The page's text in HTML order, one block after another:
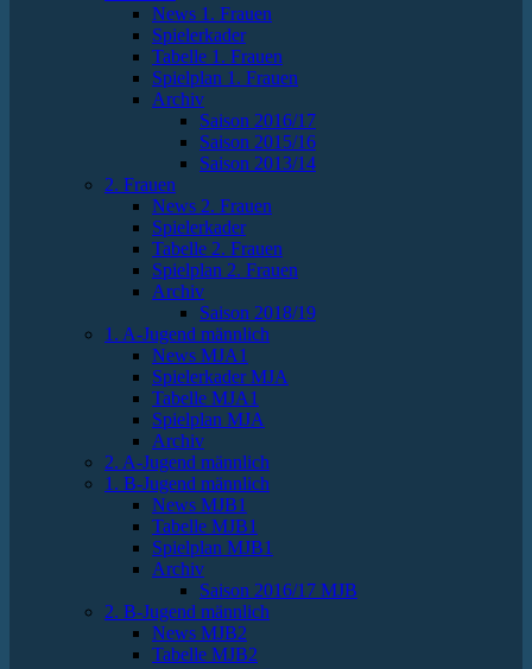
News 1. Frauen
Spielerkader
Tabelle 1. Frauen
Spielplan 1. Frauen
Archiv
Saison 2016/17
Saison 2015/16
Saison 2013/14
2. Frauen
News 2. Frauen
Spielerkader
Tabelle 2. Frauen
Spielplan 2. Frauen
Archiv
Saison 2018/19
1. A-Jugend männlich
News MJA1
Spielerkader MJA
Tabelle MJA1
Spielplan MJA
Archiv
2. A-Jugend männlich
1. B-Jugend männlich
News MJB1
Tabelle MJB1
Spielplan MJB1
Archiv
Saison 2016/17 MJB
2. B-Jugend männlich
News MJB2
Tabelle MJB2